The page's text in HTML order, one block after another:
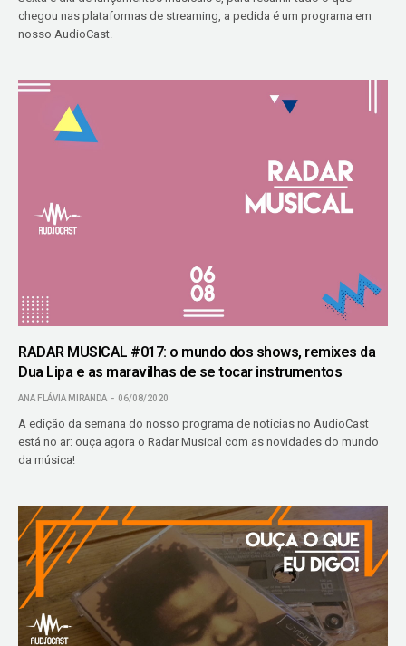
chegou nas plataformas de streaming, a pedida é um programa em
nosso AudioCast.
RADAR MUSICAL #017: o mundo dos shows, remixes da
Dua Lipa e as maravilhas de se tocar instrumentos
ANA FLÁVIA MIRANDA 06/08/2020
A edição da semana do nosso programa de notícias no AudioCast
está no ar: ouça agora o Radar Musical com as novidades do mundo
da música!